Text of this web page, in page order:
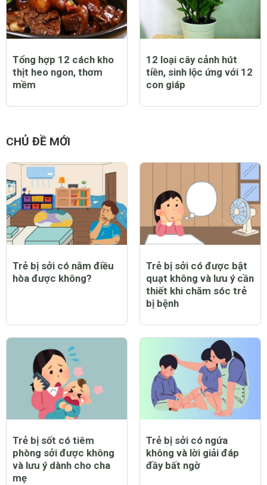
Tổng hợp 12 cách kho
thịt heo ngon, thơm
mềm
12 loại cây cảnh hút
tiền, sinh lộc ứng với 12
con giáp
CHỦ ĐỀ MỚI
Trẻ bị sởi có nằm điều
hòa được không?
Trẻ bị sởi có được bật
quạt không và lưu ý cần
thiết khi chăm sóc trẻ
bị bệnh
Trẻ bị sốt có tiêm
phòng sởi được không
và lưu ý dành cho cha
mẹ
Trẻ bị sởi có ngứa
không và lời giải đáp
đầy bất ngờ